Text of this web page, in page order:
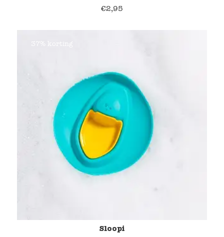
€2,95
37% korting
Sloopi